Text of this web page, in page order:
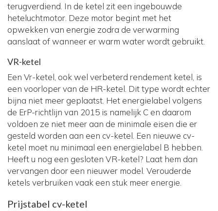
terugverdiend. In de ketel zit een ingebouwde
heteluchtmotor. Deze motor begint met het
opwekken van energie zodra de verwarming
aanslaat of wanneer er warm water wordt gebruikt.
VR-ketel
Een Vr-ketel, ook wel verbeterd rendement ketel, is
een voorloper van de HR-ketel. Dit type wordt echter
bijna niet meer geplaatst. Het energielabel volgens
de ErP-richtlijn van 2015 is namelijk C en daarom
voldoen ze niet meer aan de minimale eisen die er
gesteld worden aan een cv-ketel. Een nieuwe cv-
ketel moet nu minimaal een energielabel B hebben.
Heeft u nog een gesloten VR-ketel? Laat hem dan
vervangen door een nieuwer model. Verouderde
ketels verbruiken vaak een stuk meer energie.
Prijstabel cv-ketel